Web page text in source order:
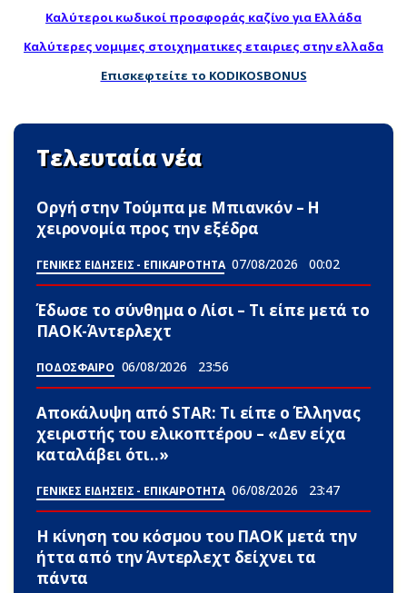
Καλύτεροι κωδικοί προσφοράς καζίνο για Ελλάδα
Καλύτερες νομιμες στοιχηματικες εταιριες στην ελλαδα
Επισκεφτείτε το KODIKOSBONUS
Τελευταία νέα
Οργή στην Τούμπα με Μπιανκόν – Η
χειρονομία προς την εξέδρα
ΓΕΝΙΚΕΣ ΕΙΔΗΣΕΙΣ - ΕΠΙΚΑΙΡΟΤΗΤΑ 07/08/2026 00:02
Έδωσε το σύνθημα ο Λίσι – Τι είπε μετά το
ΠΑΟΚ-Άντερλεχτ
ΠΟΔΟΣΦΑΙΡΟ 06/08/2026 23:56
Αποκάλυψη από STAR: Τι είπε ο Έλληνας
χειριστής του ελικοπτέρου – «Δεν είχα
καταλάβει ότι..»
ΓΕΝΙΚΕΣ ΕΙΔΗΣΕΙΣ - ΕΠΙΚΑΙΡΟΤΗΤΑ 06/08/2026 23:47
Η κίνηση του κόσμου του ΠΑΟΚ μετά την
ήττα από την Άντερλεχτ δείχνει τα
πάντα